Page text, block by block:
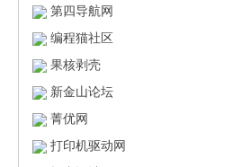
第四导航网
编程猫社区
果核剥壳
新金山论坛
菁优网
打印机驱动网